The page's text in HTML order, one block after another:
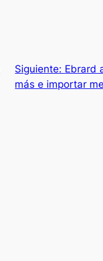
Siguiente: Ebrard
más e importar